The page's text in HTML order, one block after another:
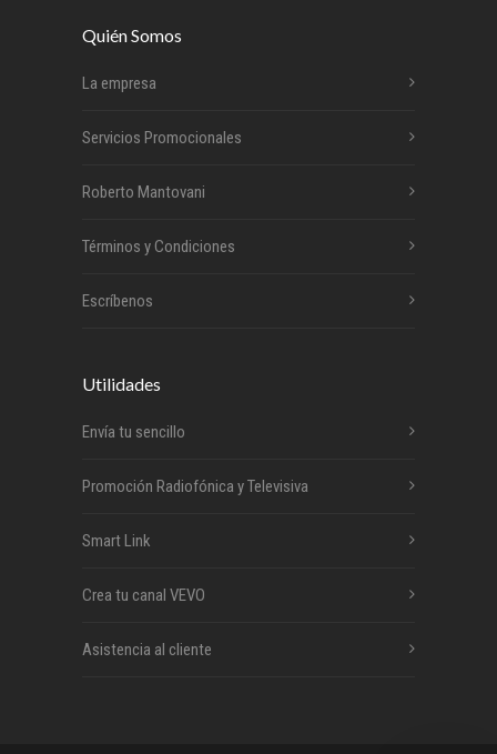
Quién Somos
La empresa
Servicios Promocionales
Roberto Mantovani
Términos y Condiciones
Escríbenos
Utilidades
Envía tu sencillo
Promoción Radiofónica y Televisiva
Smart Link
Crea tu canal VEVO
Asistencia al cliente